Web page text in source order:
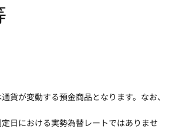
が変動する預金商品となります。なお、
日における実勢為替レートではありませ